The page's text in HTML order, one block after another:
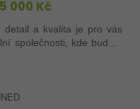
000 Kč
detail a kvalita je pro vás
kvality výroby a